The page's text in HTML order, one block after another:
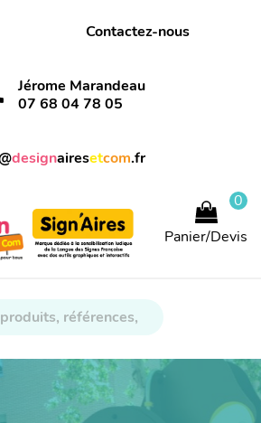
Contactez-nous
Jérome Marandeau
07 68 04 78 05
designairesetcom.fr
0
Panier/Devis